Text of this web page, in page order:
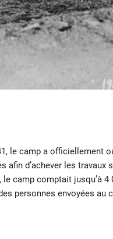
le camp a officiellement
d’achever les travaux
camp comptait jusqu’à 4
personnes envoyées au